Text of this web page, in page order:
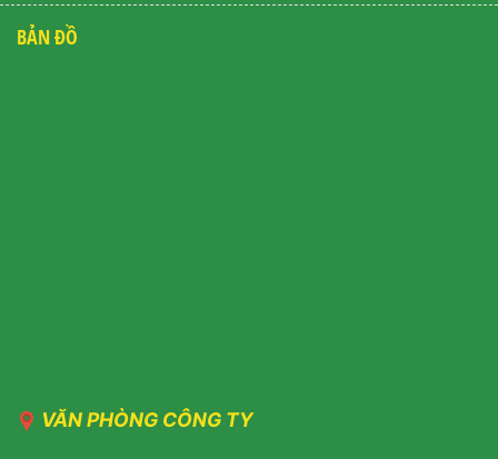
BẢN ĐỒ
VĂN PHÒNG CÔNG TY